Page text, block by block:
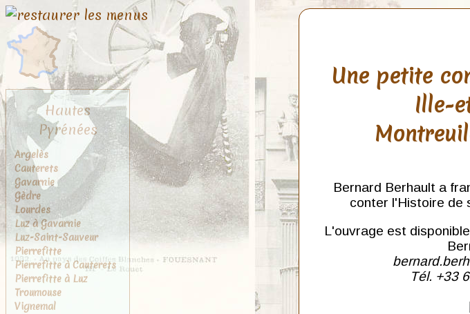
Hautes
Pyrénées
Argelès
Cauterets
Gavarnie
Gèdre
Lourdes
Luz à Gavarnie
Luz-Saint-Sauveur
Pierrefitte
Pierrefitte à Cauterets
Pierrefitte à Luz
Troumouse
Vignemal
Une petite
Ille-
Bernard Berhault a
conter l'Histoire de
L'ouvrage est
Tél. +33